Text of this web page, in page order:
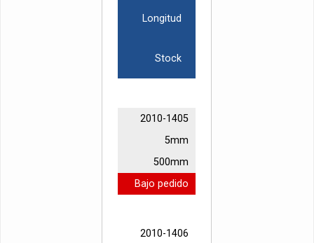
Longitud
Stock
2010-1405
5mm
500mm
Bajo pedido
2010-1406